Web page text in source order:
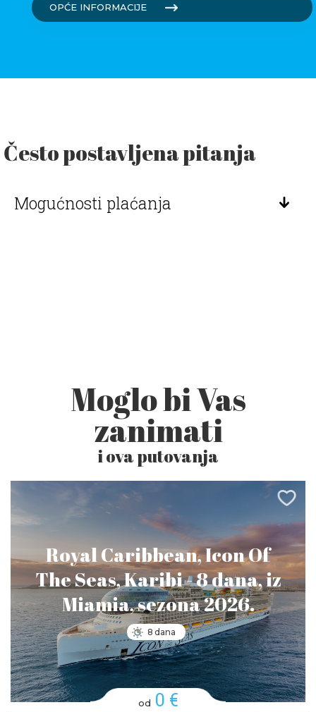
OPĆE INFORMACIJE
Često postavljena pitanja
Mogućnosti plaćanja
Moglo bi Vas
zanimati
i ova putovanja
Royal Caribbean, Icon Of
The Seas, Karibi - 8 dana, iz
Miamia, sezona 2026.
8 dana
od 0 €